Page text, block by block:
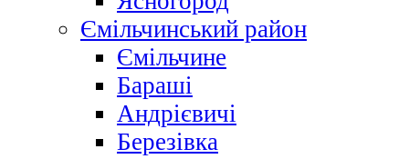
Ємільчинський район
Ємільчине
Бараші
Андрієвичі
Березівка